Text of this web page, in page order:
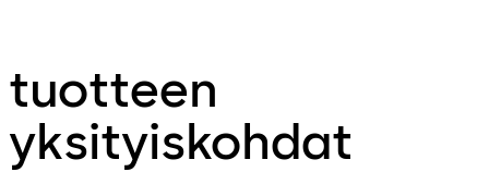
tuotteen
yksityiskohdat